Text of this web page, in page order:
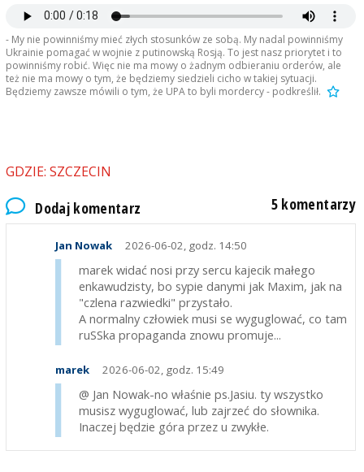
- My nie powinniśmy mieć złych stosunków ze sobą. My nadal powinniśmy
Ukrainie pomagać w wojnie z putinowską Rosją. To jest nasz priorytet i to
powinniśmy robić. Więc nie ma mowy o żadnym odbieraniu orderów, ale
też nie ma mowy o tym, że będziemy siedzieli cicho w takiej sytuacji.
Będziemy zawsze mówili o tym, że UPA to byli mordercy - podkreślił.
GDZIE: SZCZECIN
Dodaj komentarz 5 komentarzy
Proponuje nazwać przejście graniczne w Medyce-
Szeginie imienia Bohdana Staszyńskiego i poprosić
prezydenta Zełeńskiego o przecięcie wstęgi.
Jan Nowak 2026-06-02, godz. 09:03
marek znowu promuje bohaterów swojego
@ Jan Nowak-pseudo Jasiu,radzę zmienić swój nick
twojej osobowości.
Jan Nowak 2026-06-02, godz. 14:50
marek widać nosi przy sercu kajecik małego
enkawudzisty, bo sypie danymi jak Maxim, jak na
"czlena razwiedki" przystało.
A normalny człowiek musi se wyguglować, co tam
ruSSka propaganda znowu promuje...
marek 2026-06-02, godz. 15:49
@ Jan Nowak-no właśnie ps.Jasiu. ty wszystko
musisz wyguglować, lub zajrzeć do słownika.
Inaczej będzie góra przez u zwykłe.